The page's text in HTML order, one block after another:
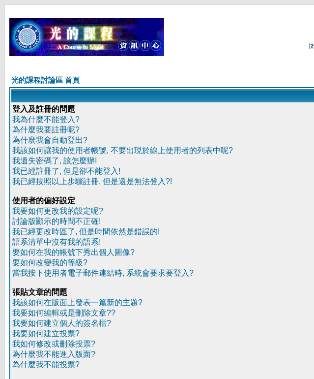
光的課程討論區 首頁
登入及註冊的問題
我為什麼不能登入?
為什麼我要註冊呢?
為什麼我會自動登出?
我該如何讓我的使用者帳號, 不要出現於線上使用者的列表中呢?
我遺失密碼了, 該怎麼辦!
我已經註冊了, 但是卻不能登入!
我已經按照以上步驟註冊, 但是還是無法登入?!
使用者的偏好設定
我要如何更改我的設定呢?
討論版顯示的時間不正確!
我已經更改時區了, 但是時間依然是錯誤的!
語系清單中沒有我的語系!
要如何在我的帳號下秀出個人圖像?
要如何改變我的等級?
當我按下使用者電子郵件連結時, 系統會要求要登入?
張貼文章的問題
我該如何在版面上發表一篇新的主題?
我要如何編輯或是刪除文章??
我要如何建立個人的簽名檔?
我要如何建立投票?
我如何修改或刪除投票?
為什麼我不能進入版面?
為什麼我不能投票?